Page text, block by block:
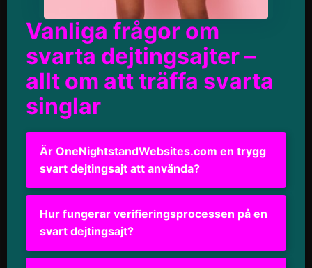
Vanliga frågor om
svarta dejtingsajter –
allt om att träffa svarta
singlar
Är OneNightstandWebsites.com en trygg
svart dejtingsajt att använda?
Hur fungerar verifieringsprocessen på en
svart dejtingsajt?